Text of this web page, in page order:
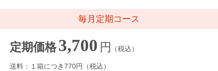
毎月定期コース
定期価格3,700 円 （税込）
送料：１箱につき770円（税込）